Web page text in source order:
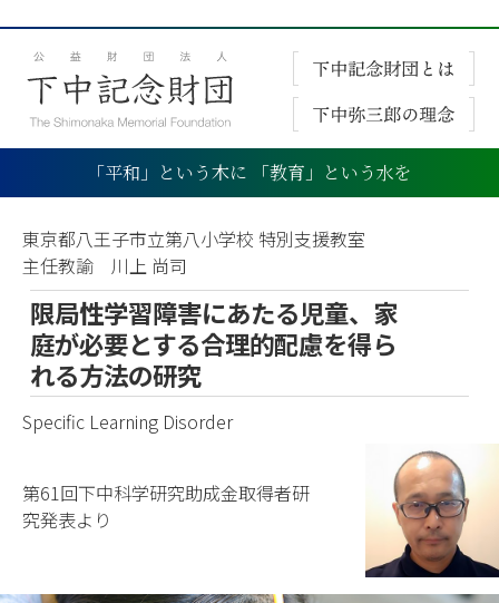
「平和」という木に 「教育」という水を
東京都八王子市立第八小学校 特別支援教室
主任教諭 川上 尚司
限局性学習障害にあたる児童、家
庭が必要とする合理的配慮を得ら
れる方法の研究
Specific Learning Disorder
第61回下中科学研究助成金取得者研
究発表より